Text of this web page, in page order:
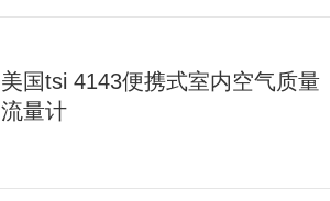
美国tsi 4143便携式室内空气质量
流量计